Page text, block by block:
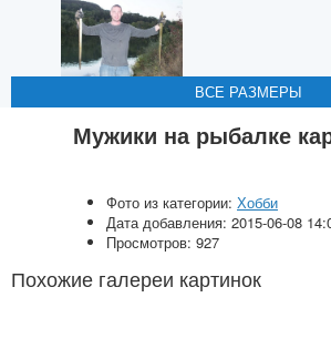
ВСЕ РАЗМЕРЫ
ВСЕ РАЗМЕРЫ
ВСЕ РАЗМЕРЫ
ВСЕ РАЗМЕРЫ
ВСЕ РАЗМЕРЫ
Мужики на рыбалке
Фото из категории: Хобби
Дата добавления: 2015-06-08
Просмотров: 927
Похожие галереи картинок